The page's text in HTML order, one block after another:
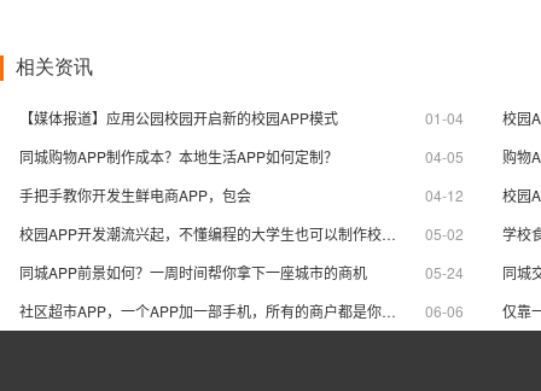
件。由望厨倾力打造，云集厨具配
热设备为一体的信息类服务云平
服务云平台！是
相关资讯
【媒体报道】应用公园校园开启新的校园APP模式 01-04
校园
同城购物APP制作成本？本地生活APP如何定制？
04-05
手把手教你开发生鲜电商APP，包会
04-12
校园APP开发潮流兴起，不懂编程的大学生也可以制作校园社交APP
05-02
同城APP前景如何？一周时间帮你拿下一座城市的商机
05-24
社区超市APP，一个APP加一部手机，所有的商户都是你的生意
06-06